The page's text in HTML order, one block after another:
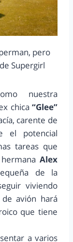
pero
Supergirl
nuestra
chica “Glee”
carente de
el potencial
tareas que
Alex
de la
viviendo
avión hará
que tiene
a varios